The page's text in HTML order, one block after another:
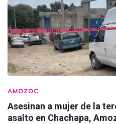
AMOZOC
Asesinan a mujer de la
asalto en Chachapa,